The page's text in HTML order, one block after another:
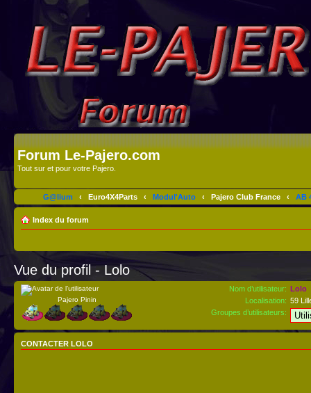
Forum Le-Pajero.com
Tout sur et pour votre Pajero.
G@lium ‹ Euro4X4Parts ‹ Modul'Auto ‹ Pajero Club France ‹ AB
Index du forum
Vue du profil - Lolo
Pajero Pinin
Nom d’utilisateur: Lolo
Localisation: 59
Groupes d’utilisateurs:
CONTACTER LOLO